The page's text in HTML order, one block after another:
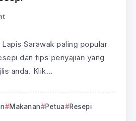
Sarawak paling popular
dan tips penyajian yang
anda. Klik...
Makanan Petua Resepi